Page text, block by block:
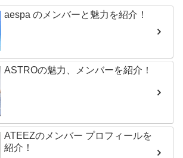
aespa のメンバーと魅力を紹介！
ASTROの魅力、メンバーを紹介！
ATEEZのメンバー プロフィールを
紹介！